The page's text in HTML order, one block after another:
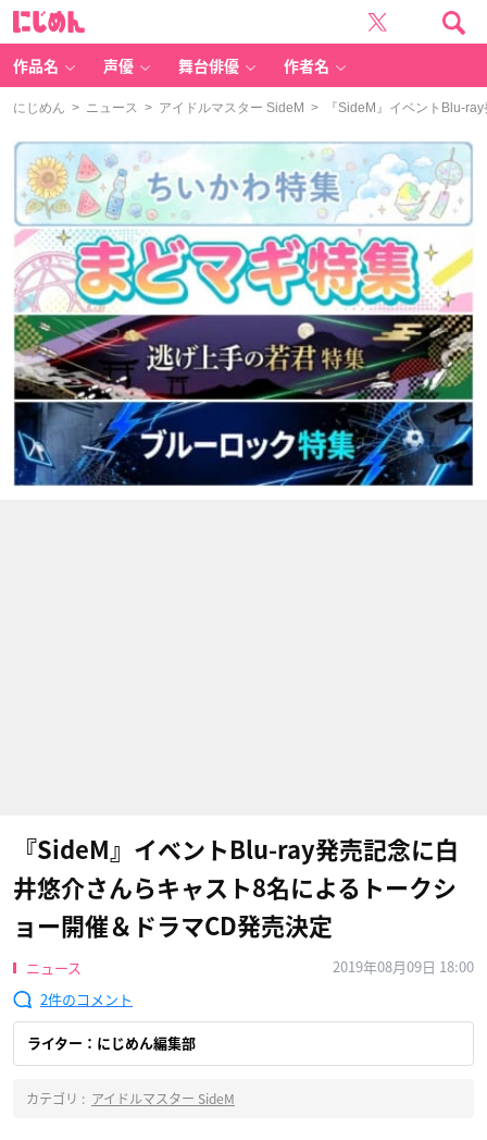
作品名 声優 舞台俳優 作者名
にじめん > ニュース > アイドルマスター SideM > 『SideM』イベントBlu-ray
『SideM』イベントBlu-ray発売記念に白
井悠介さんらキャスト8名によるトークシ
ョー開催＆ドラマCD発売決定
ニュース
2019年08月09日 18:00
2
ライター：にじめん編集部
カテゴリ : アイドルマスター SideM